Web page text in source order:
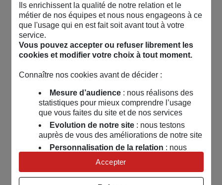
Ils enrichissent la qualité de notre relation et le
métier de nos équipes et nous nous engageons à ce
que l'usage qui en est fait soit avant tout à votre
service.
Vous pouvez accepter ou refuser librement les
cookies et modifier votre choix à tout moment.
Connaître nos cookies avant de décider :
Mesure d’audience: nous réalisons des
statistiques pour mieux comprendre l’usage
que vous faites du site et de nos services
Evolution de notre site: nous testons
auprès de vous des améliorations de notre site
Personnalisation de la relation : nous
nous servons de cookies pour adapter nos
contenus et personnaliser nos offres
Univers publicitaire: nous utilisons avec
Accepter